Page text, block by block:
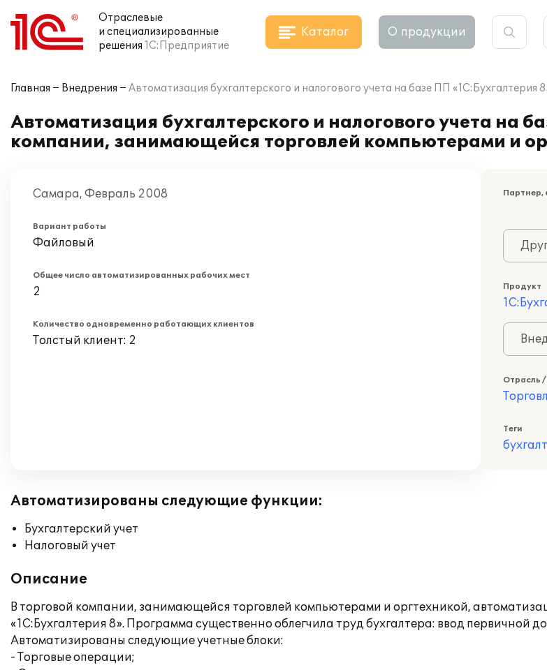
Отраслевые
и специализированные
решения 1С:Предприятие
Каталог О продукции
Главная Внедрения Автоматизация бухгалтерского и налогового учета на базе ПП
Автоматизация бухгалтерского и налогового учета на
компании, занимающейся торговлей компьютерами и
Самара, Февраль 2008
Вариант работы
Файловый
Общее число автоматизированных рабочих мест
2
Количество одновременно работающих клиентов
Толстый клиент: 2
Партнер,
Продукт
Отрасль
Теги
Автоматизированы следующие функции:
Бухгалтерский учет
Налоговый учет
Описание
В торговой компании, занимающейся торговлей компьютерами и оргтехникой,
«1С:Бухгалтерия 8». Программа существенно облегчила труд бухгалтера: ввод первичной
Автоматизированы следующие учетные блоки:
- Торговые операции;